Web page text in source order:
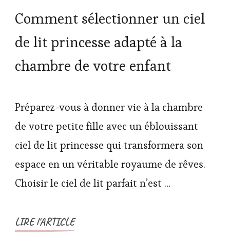
Comment sélectionner un ciel
de lit princesse adapté à la
chambre de votre enfant
Préparez-vous à donner vie à la chambre
de votre petite fille avec un éblouissant
ciel de lit princesse qui transformera son
espace en un véritable royaume de rêves.
Choisir le ciel de lit parfait n’est …
LIRE l'ARTICLE